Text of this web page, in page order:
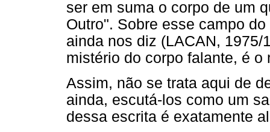
ser em suma o corpo de um
Outro". Sobre esse campo
ainda nos diz (LACAN,
mistério do corpo falante, é
Assim, não se trata aqui de
ainda, escutá-los como um
dessa escrita é exatamente